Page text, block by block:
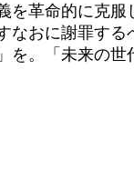
革命的に克服
なおに謝罪す
を。「未来の